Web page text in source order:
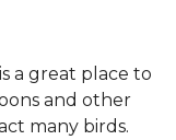
a great place to
and other
many birds.